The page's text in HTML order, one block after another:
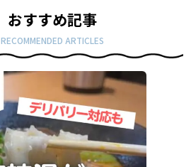
おすすめ記事
RECOMMENDED ARTICLES